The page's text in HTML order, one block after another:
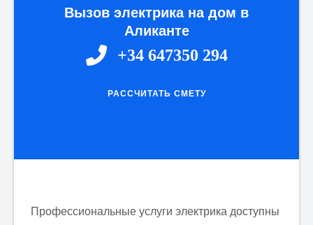
Вызов электрика на дом в
Аликанте
+34 647350 294
РАССЧИТАТЬ СМЕТУ
Профессиональные услуги электрика доступны